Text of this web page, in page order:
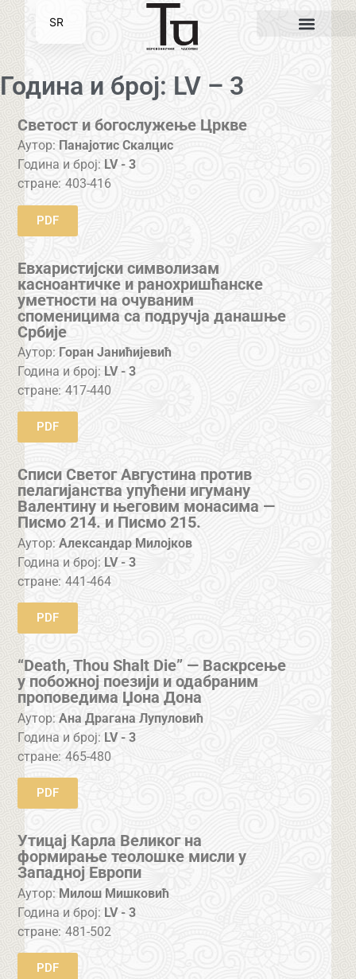
Година и број: LV – 3
Светост и богослужење Цркве
Аутор: Панајотис Скалцис
Година и број: LV - 3
стране: 403-416
PDF
Евхаристијски символизам
касноантичке и ранохришћанске
уметности на очуваним
споменицима са подручја данашње
Србије
Аутор: Горан Јанићијевић
Година и број: LV - 3
стране: 417-440
PDF
Списи Светог Августина против
пелагијанства упућени игуману
Валентину и његовим монасима —
Писмо 214. и Писмо 215.
Аутор: Александар Милојков
Година и број: LV - 3
стране: 441-464
PDF
“Death, Thou Shalt Die” — Васкрсење
у побожној поезији и одабраним
проповедима Џона Дона
Аутор: Ана Драгана Лупуловић
Година и број: LV - 3
стране: 465-480
PDF
Утицај Карла Великог на
формирање теолошке мисли у
Западној Европи
Аутор: Милош Мишковић
Година и број: LV - 3
стране: 481-502
PDF
SR
EN